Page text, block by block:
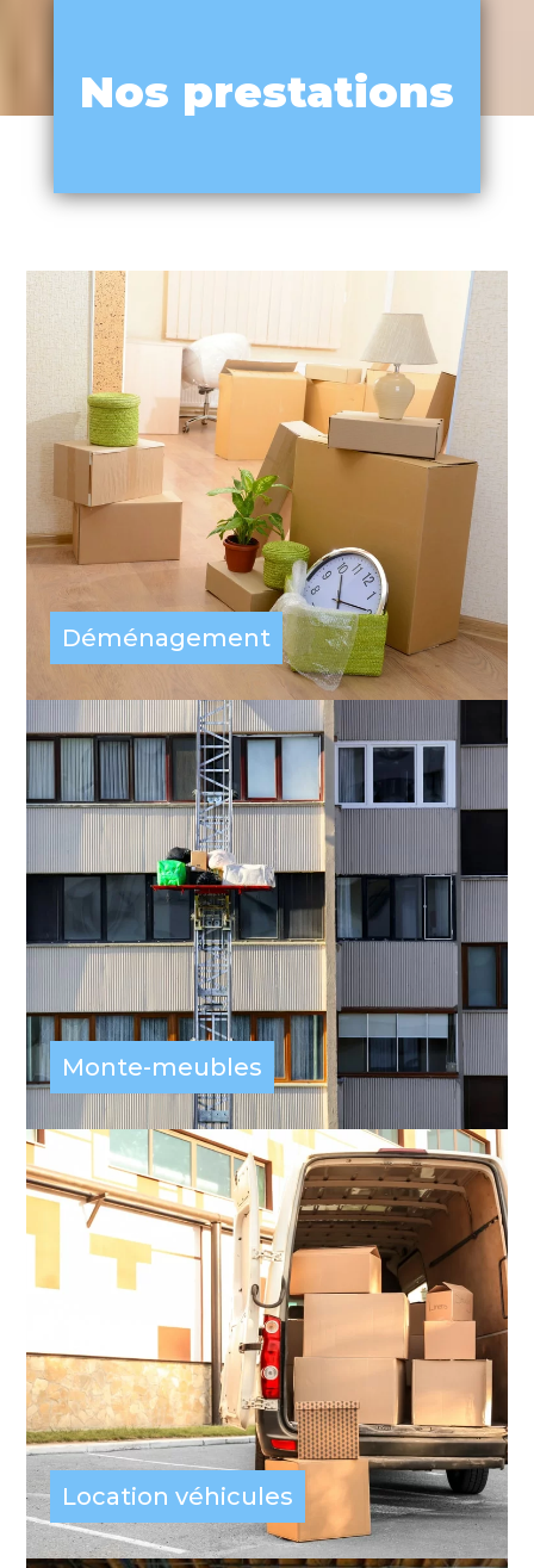
Nos prestations
Déménagement
Monte-meubles
Location véhicules